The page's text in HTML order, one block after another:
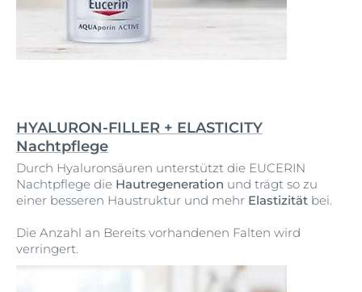
HYALURON-FILLER + ELASTICITY
Nachtpflege
Durch Hyaluronsäuren unterstützt die EUCERIN
Nachtpflege die Hautregeneration und trägt so zu
einer besseren Haustruktur und mehr Elastizität bei.
Die Anzahl an Bereits vorhandenen Falten wird
verringert.